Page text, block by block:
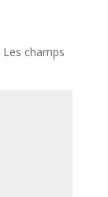
Les champs